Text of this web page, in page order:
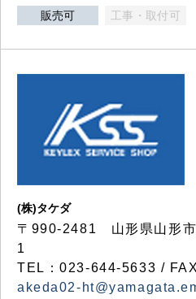
販売可 工事・取付可
(株)タケダ
〒990-2481 山形県山形
1
TEL：023-644-5633 /
akeda02-